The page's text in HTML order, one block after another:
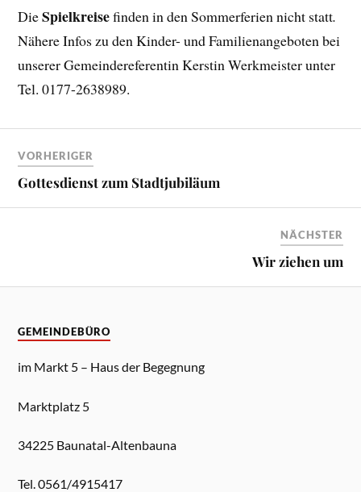
DieSpielkreisefinden in den Sommerferien nicht statt.
Nähere Infos zu den Kinder- und Familienangeboten bei
unserer Gemeindereferentin Kerstin Werkmeister unter
Tel. 0177-2638989.
VORHERIGER
Gottesdienst zum Stadtjubiläum
NÄCHSTER
Wir ziehen um
GEMEINDEBÜRO
im Markt 5 – Haus der Begegnung
Marktplatz 5
34225 Baunatal-Altenbauna
Tel. 0561/4915417